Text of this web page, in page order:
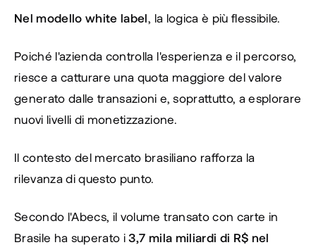
Nel modello white label, la logica è più flessibile.
Poiché l'azienda controlla l'esperienza e il percorso,
riesce a catturare una quota maggiore del valore
generato dalle transazioni e, soprattutto, a esplorare
nuovi livelli di monetizzazione.
Il contesto del mercato brasiliano rafforza la
rilevanza di questo punto.
Secondo l'Abecs, il volume transato con carte in
Brasile ha superato i 3,7 mila miliardi di R$ nel